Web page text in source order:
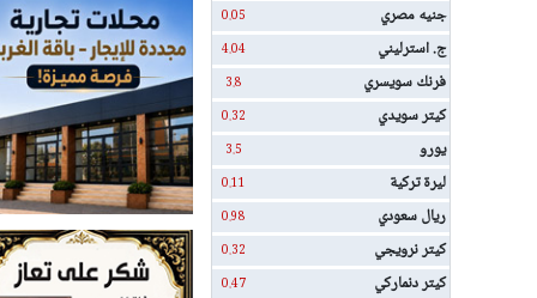
جنيه مصري 0.05
ج. استرليني 4.04
فرنك سويسري 3.8
كيتر سويدي 0.32
يورو 3.5
ليرة تركية 0.11
ريال سعودي 0.98
كيتر نرويجي 0.32
كيتر دنماركي 0.47